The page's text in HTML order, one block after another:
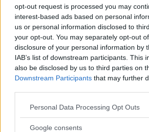
opt-out request is processed you may
interest-based ads based on personal
us or personal information disclosed to
your opt-out. You may separately opt-out
disclosure of your personal information by
IAB’s list of downstream participants. This
also be disclosed by us to third parties on
Downstream Participants that may further
Please note that this website/app uses one
not limited to your visit or usage behaviour.
Personal Data Processing Opt Outs
Google consents
Läs Frias
Syreär Sveriges enda gröna
finns både digitalt och i tryck.
Filosofin ägnar sig dessutom ofta åt
disicpliner, så också på lördag.
Birnbaum, som också råkar vara
Sven-Olof Wallenstein från
Immaterials and artmedan
Why do we need an art of
hos Merleau-Ponty och Proust